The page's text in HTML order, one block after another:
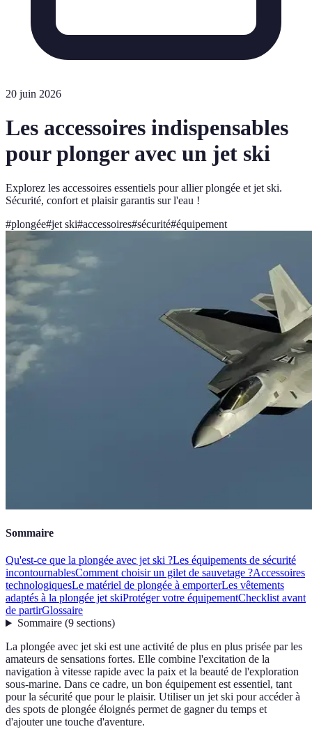
20 juin 2026
Les accessoires indispensables
pour plonger avec un jet ski
Explorez les accessoires essentiels pour allier plongée et jet ski.
Sécurité, confort et plaisir garantis sur l'eau !
#plongée#jet ski#accessoires#sécurité#équipement
Sommaire
Qu'est-ce que la plongée avec jet ski ?Les équipements de sécurité
incontournablesComment choisir un gilet de sauvetage ?Accessoires
technologiquesLe matériel de plongée à emporterLes vêtements
adaptés à la plongée jet skiProtéger votre équipementChecklist avant
de partirGlossaire
Sommaire(9 sections)
La plongée avec jet ski est une activité de plus en plus prisée par les
amateurs de sensations fortes. Elle combine l'excitation de la
navigation à vitesse rapide avec la paix et la beauté de l'exploration
sous-marine. Dans ce cadre, un bon équipement est essentiel, tant
pour la sécurité que pour le plaisir. Utiliser un jet ski pour accéder à
des spots de plongée éloignés permet de gagner du temps et
d'ajouter une touche d'aventure.